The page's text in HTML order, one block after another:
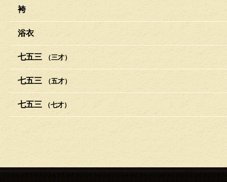
袴
浴衣
七五三 （三才）
七五三 （五才）
七五三 （七才）